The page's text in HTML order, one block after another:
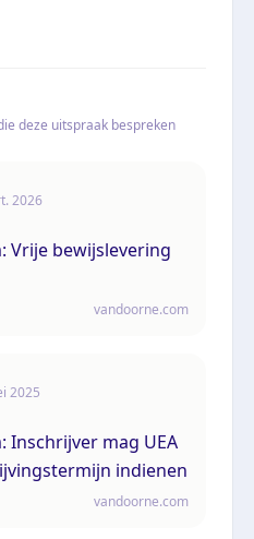
deze uitspraak bespreken
2026
Vrije bewijslevering
vandoorne.com
2025
Inschrijver mag UEA
indienen
vandoorne.com